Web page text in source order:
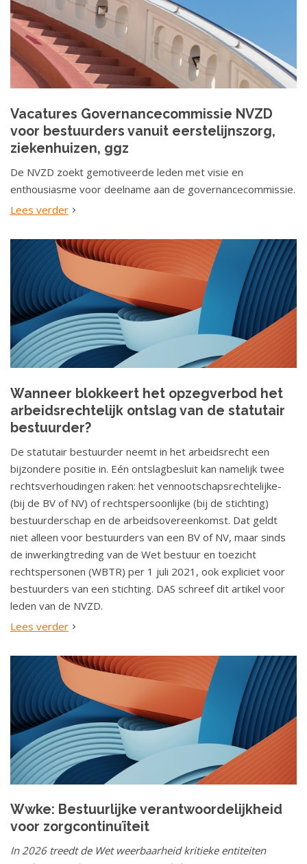
Vacatures Governancecommissie NVZD
voor bestuurders vanuit eerstelijnszorg,
ziekenhuizen, ggz
De NVZD zoekt gemotiveerde leden met visie en
enthousiasme voor deelname aan de governancecommissie.
Lees verder
Wanneer blokkeert het opzegverbod het
arbeidsrechtelijk ontslag van de statutair
bestuurder?
De statutair bestuurder neemt in het arbeidsrecht een
bijzondere positie in. Eén ontslagbesluit kan namelijk twee
rechtsverhoudingen raken: het vennootschapsrechtelijke-
(bij de BV of NV) of rechtspersoonlijke (bij de stichting)
bestuurderschap en de arbeidsovereenkomst. Dat geldt
niet alleen voor bestuurders van een BV of NV, maar sinds
de inwerkingtreding van de Wet bestuur en toezicht
rechtspersonen (WBTR) per 1 juli 2021, ook expliciet voor
bestuurders van een stichting. DAS schreef dit artikel voor
leden van de NVZD.
Lees verder
Wwke: Bestuurlijke verantwoordelijkheid
voor zorgcontinuïteit
In 2026 treedt de Wet weerbaarheid kritieke entiteiten